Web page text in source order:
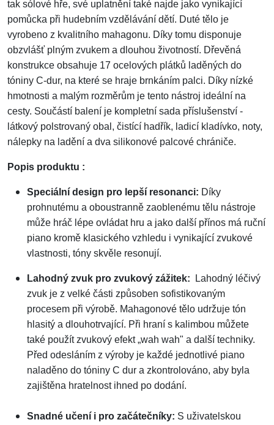
tak sólové hře, své uplatnění také najde jako vynikající
pomůcka při hudebním vzdělávání dětí. Duté tělo je
vyrobeno z kvalitního mahagonu. Díky tomu disponuje
obzvlášť plným zvukem a dlouhou životností. Dřevěná
konstrukce obsahuje 17 ocelových plátků laděných do
tóniny C-dur, na které se hraje brnkáním palci. Díky nízké
hmotnosti a malým rozměrům je tento nástroj ideální na
cesty. Součástí balení je kompletní sada příslušenství -
látkový polstrovaný obal, čistící hadřík, ladicí kladívko, noty,
nálepky na ladění a dva silikonové palcové chrániče.
Popis produktu :
Speciální design pro lepší resonanci: Díky
prohnutému a oboustranně zaoblenému tělu nástroje
může hráč lépe ovládat hru a jako další přínos má ruční
piano kromě klasického vzhledu i vynikající zvukové
vlastnosti, tóny skvěle resonují.
Lahodný zvuk pro zvukový zážitek:
Lahodný léčivý
zvuk je z velké části způsoben sofistikovaným
procesem při výrobě. Mahagonové tělo udržuje tón
hlasitý a dlouhotrvající. Při hraní s kalimbou můžete
také použít zvukový efekt „wah wah" a další techniky.
Před odesláním z výroby je každé jednotlivé piano
naladěno do tóniny C dur a zkontrolováno, aby byla
zajištěna hratelnost ihned po dodání.
Snadné učení i pro začátečníky: S uživatelskou